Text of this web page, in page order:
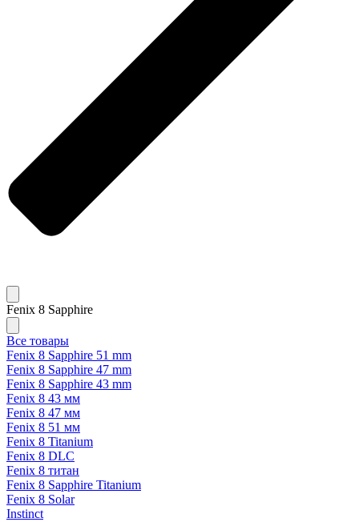
Fenix 8 Sapphire
Все товары
Fenix 8 Sapphire 51 mm
Fenix 8 Sapphire 47 mm
Fenix 8 Sapphire 43 mm
Fenix 8 43 мм
Fenix 8 47 мм
Fenix 8 51 мм
Fenix 8 Titanium
Fenix 8 DLC
Fenix 8 титан
Fenix 8 Sapphire Titanium
Fenix 8 Solar
Instinct